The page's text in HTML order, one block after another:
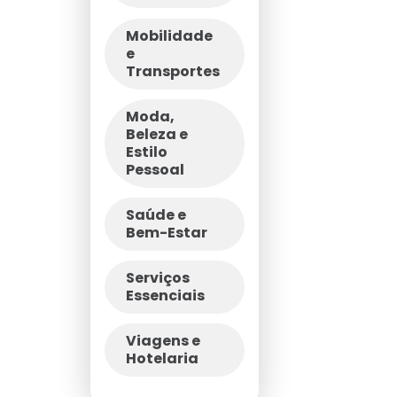
Mobilidade
e
Transportes
Moda,
Beleza e
Estilo
Pessoal
Saúde e
Bem-Estar
Serviços
Essenciais
Viagens e
Hotelaria